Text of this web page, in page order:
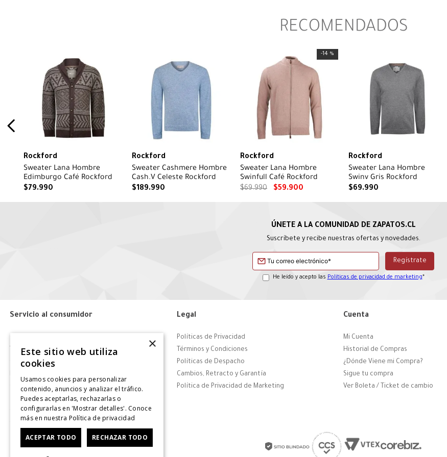
RECOMENDADOS
Rockford
Sweater Lana Hombre
Edimburgo Café Rockford
$79.990
Rockford
Sweater Cashmere Hombre
Cash.V Celeste Rockford
$189.990
-14 %
Rockford
Sweater Lana Hombre
Swinfull Café Rockford
$69.990 $59.900
Rockford
Sweater Lana Hombre
Swinv Gris Rockford
$69.990
Suscríbete y recibe nuestras ofertas y novedades.
He leído y acepto las Políticas de privacidad de marketing*
Servicio al consumidor
Tiendas
Contáctanos
Giftcard
Solicitar Factura
CyberDay
Legal
Políticas de Privacidad
Términos y Condiciones
Políticas de Despacho
Cambios, Retracto y Garantía
Política de Privacidad de Marketing
Cuenta
Mi Cuenta
Historial de Compras
¿Dónde Viene mi Compra?
Sigue tu compra
Ver Boleta / Ticket de cambio
×
Este sitio web utiliza
cookies
Usamos cookies para personalizar
contenido, anuncios y analizar el tráfico.
Puedes aceptarlas, rechazarlas o
configurarlas en 'Mostrar detalles'. Conoce
más en nuestra Política de privacidad
ACEPTAR TODO RECHAZAR TODO